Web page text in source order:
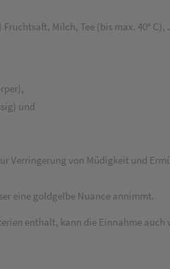
Milch, Tee (bis max. 40°
und
Verringerung von Müdigkeit und
eine goldgelbe Nuance annimmt.
enthalt, kann die Einnahme